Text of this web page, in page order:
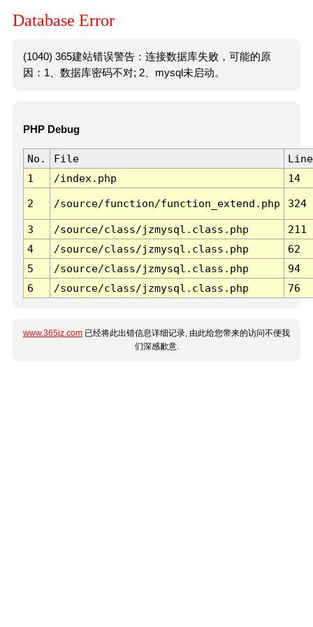
Database Error
(1040) 365建站错误警告：连接数据库失败，可能的原
因：1、数据库密码不对; 2、mysql未启动。
PHP Debug
No. File
Line
1
/index.php 14
2 /source/function/function_extend.php 324
3 /source/class/jzmysql.class.php
211
4
/source/class/jzmysql.class.php
62
5
/source/class/jzmysql.class.php
94
6
/source/class/jzmysql.class.php 76
www.365jz.com 已经将此出错信息详细记录, 由此给您带来的访问不便我
们深感歉意.